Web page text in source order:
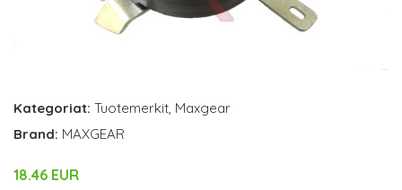
Kategoriat: Tuotemerkit, Maxgear
Brand: MAXGEAR
18.46 EUR